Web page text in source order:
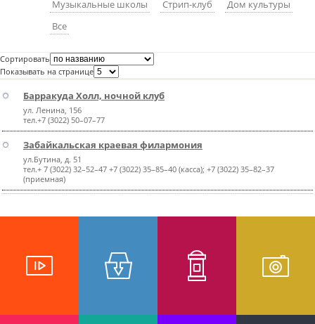
пїЅпїЅпїЅ
пїЅпїЅпїЅ
пїЅпїЅпїЅпїЅпїЅпїЅпїЅпїЅпїЅ
пїЅпїЅпїЅ пїЅпїЅпїЅпїЅпїЅ
пїЅпїЅпїЅ пїЅпїЅпїЅпїЅпїЅпїЅ
пїЅпїЅпїЅпїЅпїЅ
пїЅпїЅпїЅпїЅпїЅпїЅпїЅпїЅпїЅпїЅ
Музыкальные школы
Стрип-клуб
Дом культуры
Все
Сортировать
Показывать на странице
Барракуда Холл, ночной клуб
ул. Ленина, 156
тел.+7 (3022) 50–07–77
Забайкальская краевая филармония
ул.Бутина, д. 51
тел.+ 7 (3022) 32–52–47 +7 (3022) 35–85–40 (касса); +7 (3022) 35–82–37
(приемная)